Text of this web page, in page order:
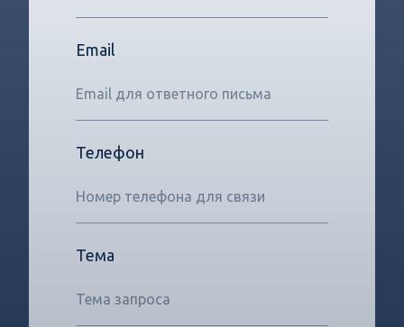
Email
Телефон
Тема